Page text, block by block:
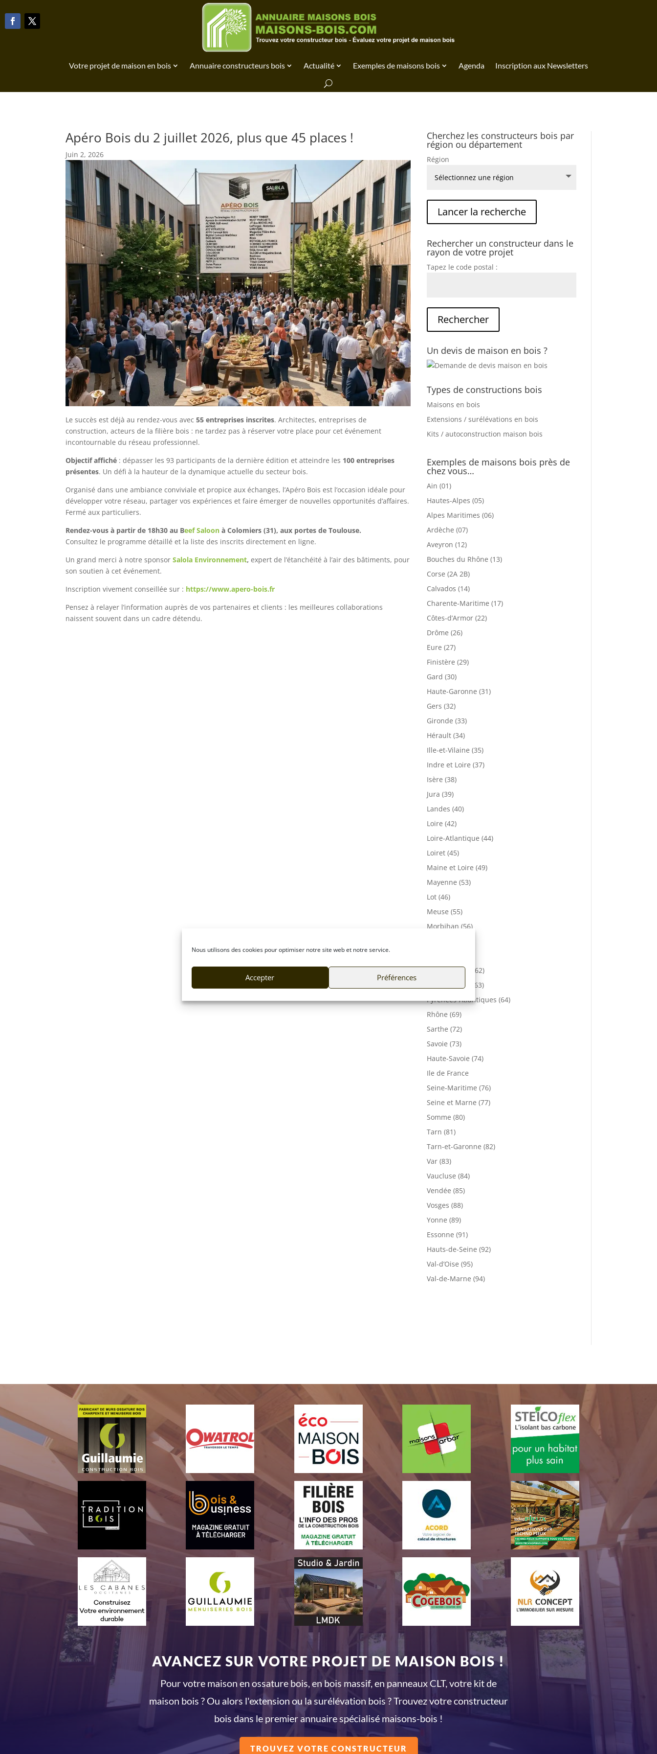
Nous utilisons des cookies pour optimiser notre site web et notre service.
Accepter Préférences
Votre projet de maison en bois Annuaire constructeurs bois Actualité Exemples de maisons bois Agenda Inscription aux Newsletters
Apéro Bois du 2 juillet 2026, plus que 45 places !
Juin 2, 2026
Le succès est déjà au rendez-vous avec55 entreprises inscrites. Architectes, entreprises de
construction, acteurs de la filière bois : ne tardez pas à réserver votre place pour cet événement
incontournable du réseau professionnel.
Objectif affiché : dépasser les 93 participants de la dernière édition et atteindre les 100 entreprises
présentes. Un défi à la hauteur de la dynamique actuelle du secteur bois.
Organisé dans une ambiance conviviale et propice aux échanges, l’Apéro Bois est l’occasion idéale pour
développer votre réseau, partager vos expériences et faire émerger de nouvelles opportunités d’affaires.
Fermé aux particuliers.
Rendez-vous à partir de 18h30 au Beef Saloon à Colomiers (31), aux portes de Toulouse.
Consultez le programme détaillé et la liste des inscrits directement en ligne.
Un grand merci à notre sponsorSalola Environnement, expert de l’étanchéité à l’air des bâtiments, pour
son soutien à cet événement.
Inscription vivement conseillée sur : https://www.apero-bois.fr
Pensez à relayer l’information auprès de vos partenaires et clients : les meilleures collaborations
naissent souvent dans un cadre détendu.
Cherchez les constructeurs bois par
région ou département
Région
Rechercher un constructeur dans le
rayon de votre projet
Tapez le code postal :
Un devis de maison en bois ?
Types de constructions bois
Maisons en bois
Extensions / surélévations en bois
Kits / autoconstruction maison bois
Exemples de maisons bois près de
chez vous…
Ain (01)
Hautes-Alpes (05)
Alpes Maritimes (06)
Ardèche (07)
Aveyron (12)
Bouches du Rhône (13)
Corse (2A 2B)
Calvados (14)
Charente-Maritime (17)
Côtes-d’Armor (22)
Drôme (26)
Eure (27)
Finistère (29)
Gard (30)
Haute-Garonne (31)
Gers (32)
Gironde (33)
Hérault (34)
Ille-et-Vilaine (35)
Indre et Loire (37)
Isère (38)
Jura (39)
Landes (40)
Loire (42)
Loire-Atlantique (44)
Loiret (45)
Maine et Loire (49)
Mayenne (53)
Lot (46)
Meuse (55)
Morbihan (56)
Pas-de-Calais (62)
Puy De Dôme (63)
Pyrénées-Atlantiques (64)
Rhône (69)
Sarthe (72)
Savoie (73)
Haute-Savoie (74)
Ile de France
Seine-Maritime (76)
Seine et Marne (77)
Somme (80)
Tarn (81)
Tarn-et-Garonne (82)
Var (83)
Vaucluse (84)
Vendée (85)
Vosges (88)
Yonne (89)
Essonne (91)
Hauts-de-Seine (92)
Val-d’Oise (95)
Val-de-Marne (94)
AVANCEZ SUR VOTRE PROJET DE MAISON BOIS !
Pour votre maison en ossature bois, en bois massif, en panneaux CLT, votre kit de
maison bois ? Ou alors l'extension ou la surélévation bois ? Trouvez votre constructeur
bois dans le premier annuaire spécialisé maisons-bois !
TROUVEZ VOTRE CONSTRUCTEUR